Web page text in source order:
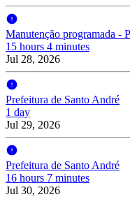
Manutenção programada -
15 hours 4 minutes
Jul 28, 2026
Prefeitura de Santo André
1 day
Jul 29, 2026
Prefeitura de Santo André
16 hours 7 minutes
Jul 30, 2026